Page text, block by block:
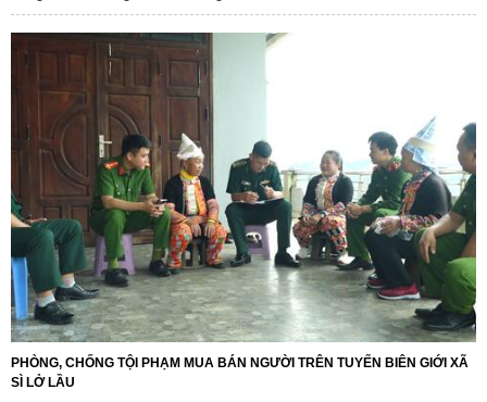
PHÒNG, CHỐNG TỘI PHẠM MUA BÁN NGƯỜI TRÊN TUYẾN BIÊN GIỚI XÃ
SÌ LỞ LẦU